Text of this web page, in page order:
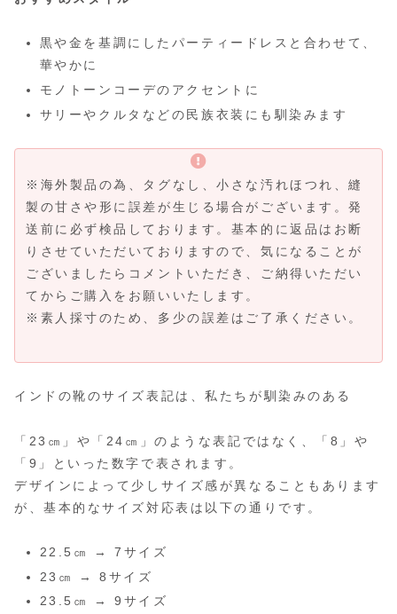
黒や金を基調にしたパーティードレスと合わせて、
華やかに
モノトーンコーデのアクセントに
サリーやクルタなどの民族衣装にも馴染みます
※海外製品の為、タグなし、小さな汚れほつれ、縫
製の甘さや形に誤差が生じる場合がございます。発
送前に必ず検品しております。基本的に返品はお断
りさせていただいておりますので、気になることが
ございましたらコメントいただき、ご納得いただい
てからご購入をお願いいたします。
※素人採寸のため、多少の誤差はご了承ください。
インドの靴のサイズ表記は、私たちが馴染みのある
「23㎝」や「24㎝」のような表記ではなく、「8」や
「9」といった数字で表されます。
デザインによって少しサイズ感が異なることもあります
が、基本的なサイズ対応表は以下の通りです。
22.5㎝ → 7サイズ
23㎝ → 8サイズ
23.5㎝ → 9サイズ